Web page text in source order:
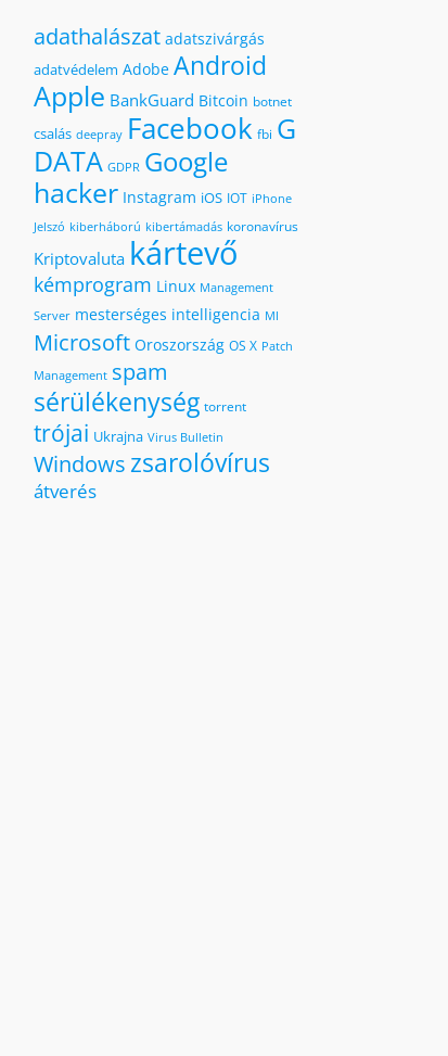
adathalászat adatszivárgás
adatvédelem Adobe Android
Apple BankGuard Bitcoin botnet
csalás deepray Facebook fbi G
DATA GDPR Google
hacker Instagram iOS IOT iPhone
Jelszó kiberháború kibertámadás koronavírus
Kriptovaluta kártevő
kémprogram Linux Management
Server mesterséges intelligencia MI
Microsoft Oroszország OS X Patch
Management spam
sérülékenység torrent
trójai Ukrajna Virus Bulletin
Windowszsarolóvírus
átverés